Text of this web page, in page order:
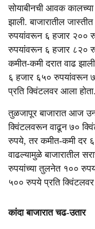
सोयाबीनची आवक
झाली. बाजारातील
रुपयांवरून ६ हजार २००
रुपयांवरून ६ हजार ८२०
कमीत-कमी दरात वाढ
६ हजार ६५० रुपयांवरून
प्रति क्विंटलवर आला होता.
तुळजापूर बाजारात आज
क्विंटलवरून वाढून ७०
रुपये, तर कमीत-कमी दर
वाढल्यामुळे बाजारातील
रुपयांच्या तुलनेत १००
५०० रुपये प्रति
कांदा बाजारात चढ-उतार